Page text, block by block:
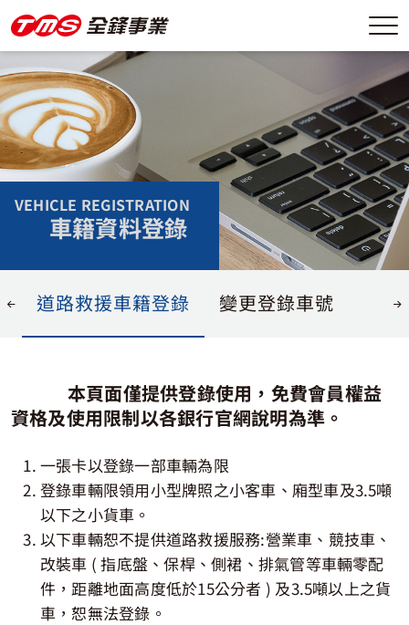
道路救援用戶專區
電子發票查詢
VEHICLE REGISTRATION
車籍資料登錄
道路救援車籍登錄 變更登錄車號
本頁面僅提供登錄使用，免費會員權益
資格及使用限制以各銀行官網說明為準。
一張卡以登錄一部車輛為限
登錄車輛限領用小型牌照之小客車、廂型車及3.5噸
以下之小貨車。
以下車輛恕不提供道路救援服務:營業車、競技車、
改裝車 ( 指底盤、保桿、側裙、排氣管等車輛零配
件，距離地面高度低於15公分者 ) 及3.5噸以上之貨
車，恕無法登錄。